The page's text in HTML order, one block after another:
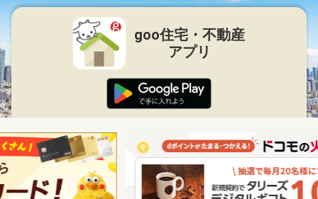
goo住宅・不動産
アプリ